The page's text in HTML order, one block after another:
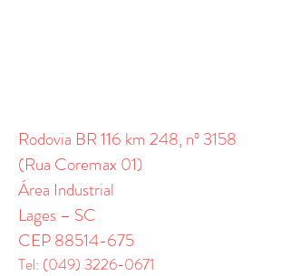
Rodovia BR 116 km 248, nº 3158
(Rua Coremax 01)
Área Industrial
Lages – SC
CEP88514-675
Tel: (049) 3226-0671